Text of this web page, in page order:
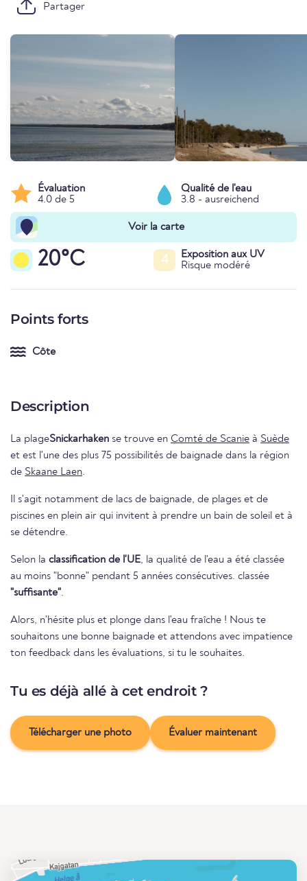
Partager
Évaluation
4.0 de 5
Qualité de l'eau
3.8 - ausreichend
Voir la carte
20°C 4
Exposition aux UV
Risque modéré
Points forts
Côte
Description
La plageSnickarhaken se trouve en Comté de Scanie à Suède
et est l'une des plus 75 possibilités de baignade dans la région
de Skaane Laen.
Il s'agit notamment de lacs de baignade, de plages et de
piscines en plein air qui invitent à prendre un bain de soleil et à
se détendre.
Selon la classification de l'UE, la qualité de l'eau a été classée
au moins "bonne" pendant 5 années consécutives. classée
"suffisante".
Alors, n'hésite plus et plonge dans l'eau fraîche ! Nous te
souhaitons une bonne baignade et attendons avec impatience
ton feedback dans les évaluations, si tu le souhaites.
Tu es déjà allé à cet endroit ?
Télécharger une photo Évaluer maintenant